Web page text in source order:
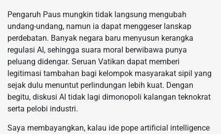
Pengaruh Paus mungkin tidak langsung mengubah
undang-undang, namun ia dapat menggeser lanskap
perdebatan. Banyak negara baru menyusun kerangka
regulasi AI, sehingga suara moral berwibawa punya
peluang didengar. Seruan Vatikan dapat memberi
legitimasi tambahan bagi kelompok masyarakat sipil yang
sejak dulu menuntut perlindungan lebih kuat. Dengan
begitu, diskusi AI tidak lagi dimonopoli kalangan teknokrat
serta pelobi industri.
Saya membayangkan, kalau ide pope artificial intelligence